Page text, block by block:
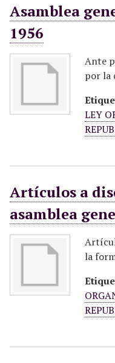
Asamblea
1956
Ante
por la
LEY
Artículos a
asamblea
la